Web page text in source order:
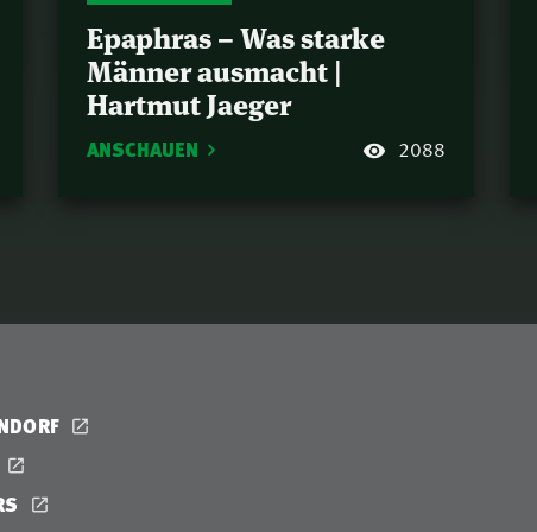
Epaphras – Was starke
Männer ausmacht |
Hartmut Jaeger
ANSCHAUEN 2088